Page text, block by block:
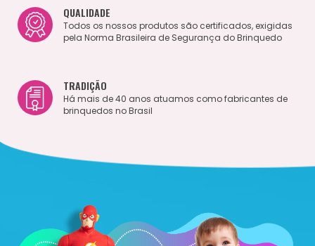
QUALIDADE
Todos os nossos produtos são certificados, exigidas
pela Norma Brasileira de Segurança do Brinquedo
TRADIÇÃO
Há mais de 40 anos atuamos como fabricantes de
brinquedos no Brasil